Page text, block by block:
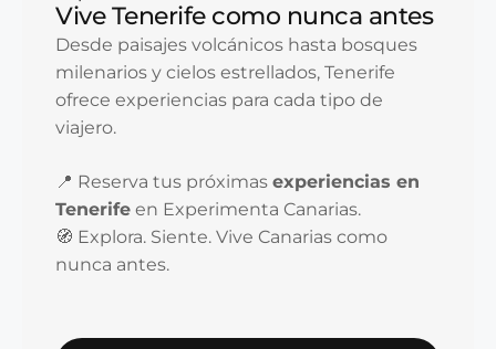
Vive Tenerife como nunca antes
Desde paisajes volcánicos hasta bosques
milenarios y cielos estrellados, Tenerife
ofrece experiencias para cada tipo de
viajero.
📍 Reserva tus próximas experiencias en
Tenerife en Experimenta Canarias.
🧭 Explora. Siente. Vive Canarias como
nunca antes.